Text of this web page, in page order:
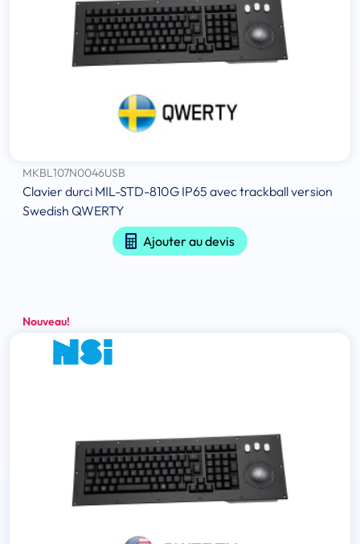
MKBL107N0046USB
Clavier durci MIL-STD-810G IP65 avec trackball version
Swedish QWERTY
Ajouter au devis
Nouveau!